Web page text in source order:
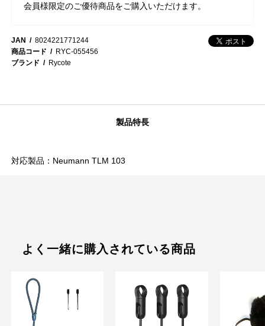
会員様限定のご優待商品をご購入いただけます。
JAN
8024221771244
商品コード
RYC-055456
ブランド
Rycote
製品特長
対応製品：Neumann TLM 103
よく一緒に購入されている商品